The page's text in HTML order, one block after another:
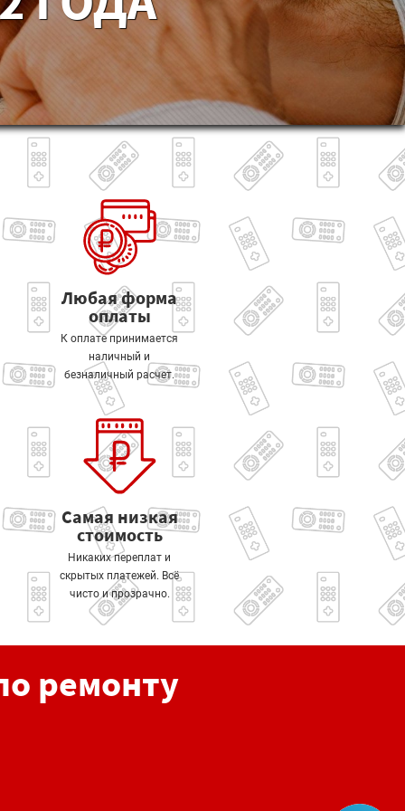
Любая форма
оплаты
К оплате принимается
наличный и
безналичный расчет.
Самая низкая
стоимость
Никаких переплат и
скрытых платежей. Всё
чисто и прозрачно.
ремонту